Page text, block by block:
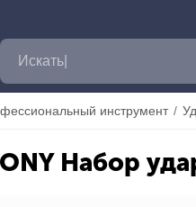
инструмент /
Набор